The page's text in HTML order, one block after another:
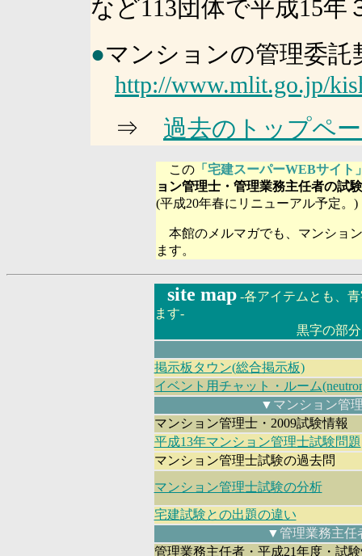
など113団体で平成15年
●マンションの管理委託
http://www.mlit.go.jp/
⇒ 過去のトップペ
この「宅建スーパーWEBサイト
ョン管理士・管理業務主任者の試
(平成20年春にリニューアル予定。)
本館のメルマガでも、マンショ
ます。
site map -各アイテムとも、
ます-
黒字の部分は、準
掲示板タウン(総合掲示板)
イベント用チャット・ルーム
▼ マンション管
マンション管理士・2009試験情報
平成13年マンション管理士試験問題
マンション管理士試験の過去問
マンション管理士試験の分析
宅建試験との出題の違い
▼ 管理業務主任
管理業務主任者・平成21年度・試